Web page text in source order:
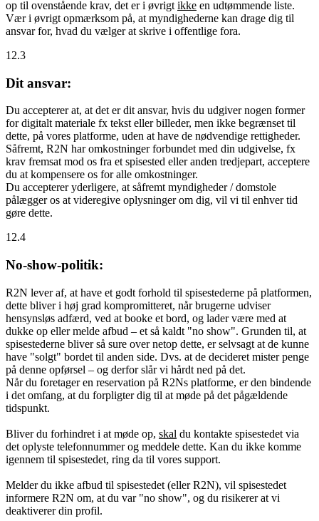
op til ovenstående krav, det er i øvrigt ikke en udtømmende liste.
Vær i øvrigt opmærksom på, at myndighederne kan drage dig til
ansvar for, hvad du vælger at skrive i offentlige fora.
12.3
Dit ansvar:
Du accepterer at, at det er dit ansvar, hvis du udgiver nogen former
for digitalt materiale fx tekst eller billeder, men ikke begrænset til
dette, på vores platforme, uden at have de nødvendige rettigheder.
Såfremt, R2N har omkostninger forbundet med din udgivelse, fx
krav fremsat mod os fra et spisested eller anden tredjepart, acceptere
du at kompensere os for alle omkostninger.
Du accepterer yderligere, at såfremt myndigheder / domstole
pålægger os at videregive oplysninger om dig, vil vi til enhver tid
gøre dette.
12.4
No-show-politik:
R2N lever af, at have et godt forhold til spisestederne på platformen,
dette bliver i høj grad kompromitteret, når brugerne udviser
hensynsløs adfærd, ved at booke et bord, og lader være med at
dukke op eller melde afbud – et så kaldt "no show". Grunden til, at
spisestederne bliver så sure over netop dette, er selvsagt at de kunne
have "solgt" bordet til anden side. Dvs. at de decideret mister penge
på denne opførsel – og derfor slår vi hårdt ned på det.
Når du foretager en reservation på R2Ns platforme, er den bindende
i det omfang, at du forpligter dig til at møde på det pågældende
tidspunkt.
Bliver du forhindret i at møde op, skal du kontakte spisestedet via
det oplyste telefonnummer og meddele dette. Kan du ikke komme
igennem til spisestedet, ring da til vores support.
Melder du ikke afbud til spisestedet (eller R2N), vil spisestedet
informere R2N om, at du var "no show", og du risikerer at vi
deaktiverer din profil.